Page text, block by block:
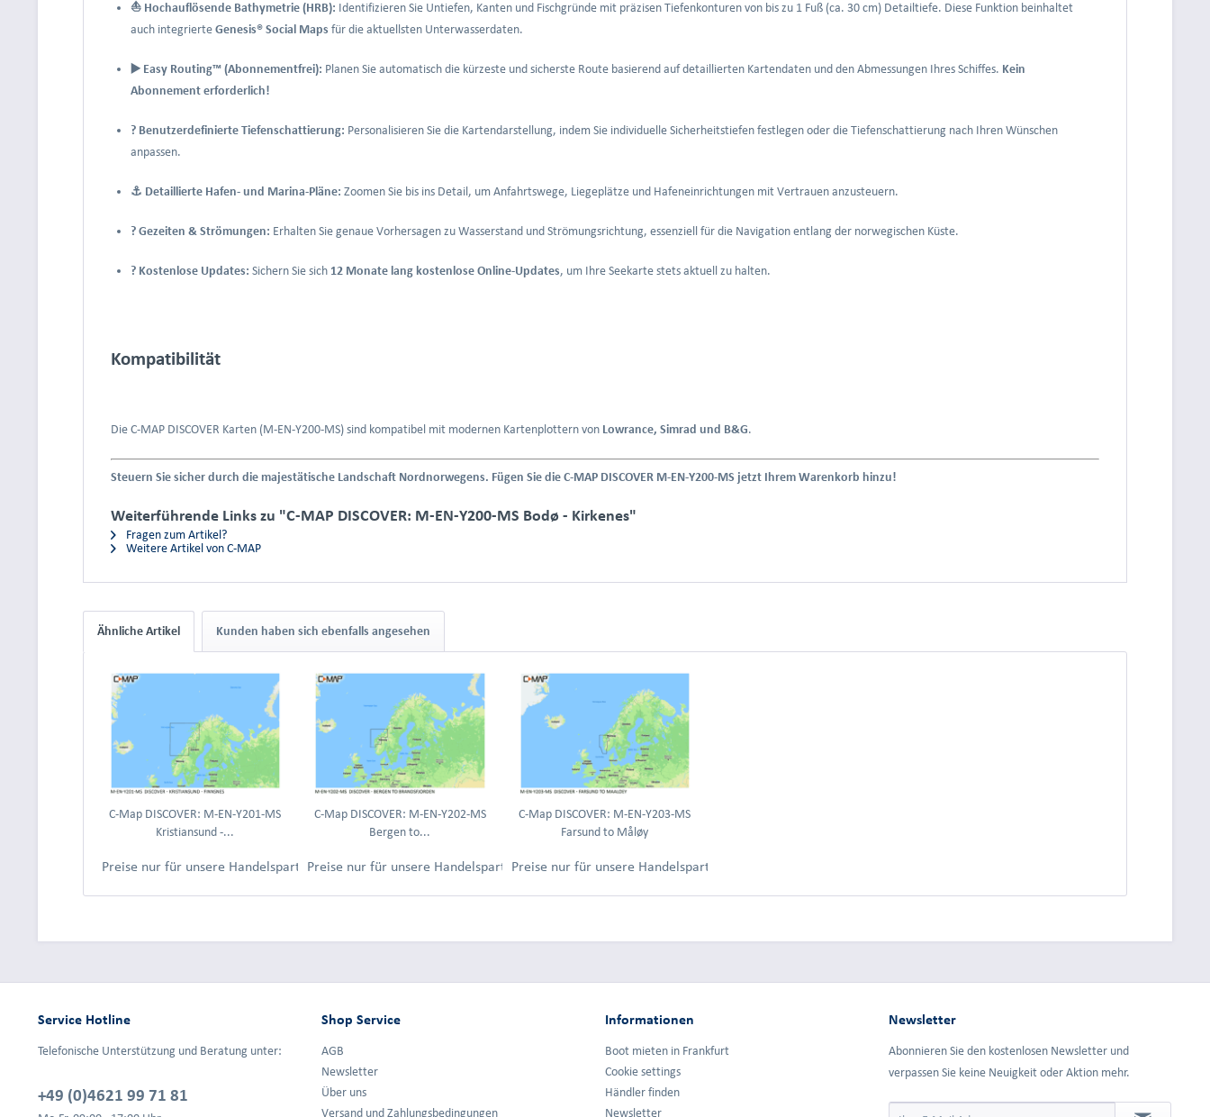
⛵ Hochauflösende Bathymetrie (HRB): Identifizieren Sie Untiefen, Kanten und Fischgründe mit präzisen Tiefenkonturen von bis zu 1 Fuß (ca. 30 cm) Detailtiefe. Diese Funktion beinhaltet
auch integrierte Genesis® Social Maps für die aktuellsten Unterwasserdaten.
▶️ Easy Routing™ (Abonnementfrei): Planen Sie automatisch die kürzeste und sicherste Route basierend auf detaillierten Kartendaten und den Abmessungen Ihres Schiffes. Kein
Abonnement erforderlich!
? Benutzerdefinierte Tiefenschattierung: Personalisieren Sie die Kartendarstellung, indem Sie individuelle Sicherheitstiefen festlegen oder die Tiefenschattierung nach Ihren Wünschen
anpassen.
⚓ Detaillierte Hafen- und Marina-Pläne: Zoomen Sie bis ins Detail, um Anfahrtswege, Liegeplätze und Hafeneinrichtungen mit Vertrauen anzusteuern.
? Gezeiten & Strömungen: Erhalten Sie genaue Vorhersagen zu Wasserstand und Strömungsrichtung, essenziell für die Navigation entlang der norwegischen Küste.
? Kostenlose Updates: Sichern Sie sich 12 Monate lang kostenlose Online-Updates, um Ihre Seekarte stets aktuell zu halten.
Kompatibilität
Die C-MAP DISCOVER Karten (M-EN-Y200-MS) sind kompatibel mit modernen Kartenplottern von Lowrance, Simrad und B&G.
Steuern Sie sicher durch die majestätische Landschaft Nordnorwegens. Fügen Sie die C-MAP DISCOVER M-EN-Y200-MS jetzt Ihrem Warenkorb hinzu!
Weiterführende Links zu "C-MAP DISCOVER: M-EN-Y200-MS Bodø - Kirkenes"
Fragen zum Artikel?
Weitere Artikel von C-MAP
Ähnliche Artikel Kunden haben sich ebenfalls angesehen
C-Map DISCOVER: M-EN-Y201-MS
Kristiansund -...
Preise nur für unsere Handelspartner nach Anmeldung.
C-Map DISCOVER: M-EN-Y202-MS
Bergen to...
Preise nur für unsere Handelspartner nach Anmeldung.
C-Map DISCOVER: M-EN-Y203-MS
Farsund to Måløy
Preise nur für unsere Handelspartner nach Anmeldung.
Service Hotline
Telefonische Unterstützung und Beratung unter:
+49 (0)4621 99 71 81
Shop Service
AGB
Newsletter
Über uns
Versand und Zahlungsbedingungen
Informationen
Boot mieten in Frankfurt
Cookie settings
Händler finden
Newsletter
Newsletter
Abonnieren Sie den kostenlosen Newsletter und
verpassen Sie keine Neuigkeit oder Aktion mehr.